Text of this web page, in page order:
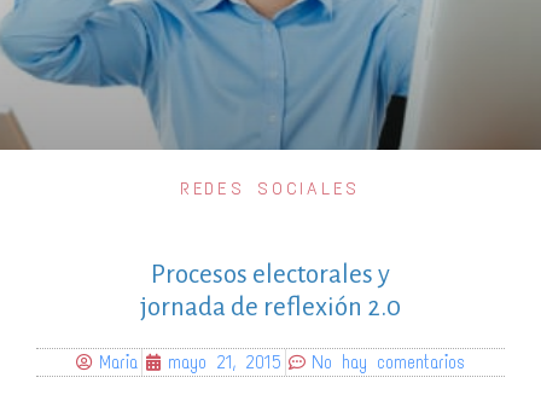
REDES SOCIALES
Procesos electorales y
jornada de reflexión 2.0
Maria mayo 21, 2015 No hay comentarios